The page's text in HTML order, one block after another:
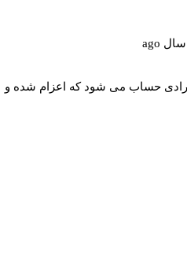
حساب می شود که اعزام شده و